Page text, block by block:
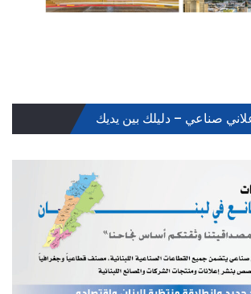
صناعي – دليلك بين يديك